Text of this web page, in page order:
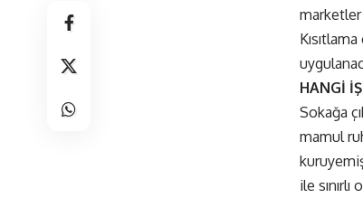
marketler
HANGİ
Sokağa
mamul
ile